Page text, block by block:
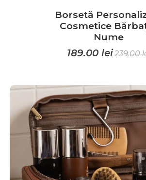
Borsetă
Cosmetice
Nume
189.00 lei239.00
produs
are
mai
multe
variații.
Opțiunile
pot
fi